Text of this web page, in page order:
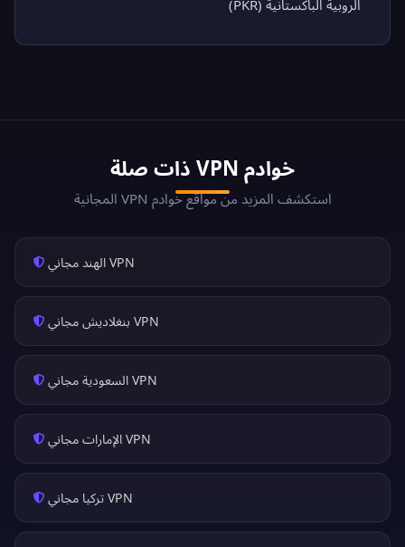
الروبية الباكستانية (PKR)
خوادم VPN ذات صلة
استكشف المزيد من مواقع خوادم VPN المجانية
VPN الهند مجاني
VPN بنغلاديش مجاني
VPN السعودية مجاني
VPN الإمارات مجاني
VPN تركيا مجاني